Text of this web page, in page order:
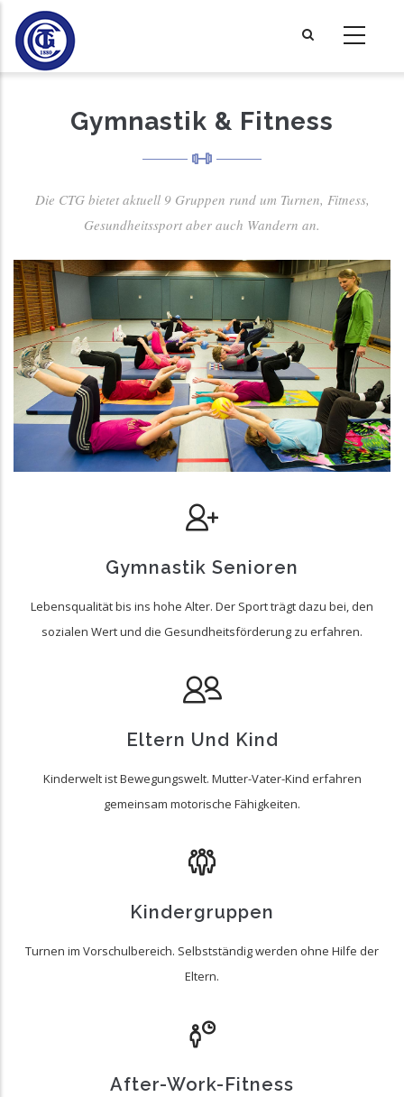
Direkt
zum
Inhalt
Gymnastik & Fitness
Die CTG bietet aktuell 9 Gruppen rund um Turnen, Fitness,
Gesundheitssport aber auch Wandern an.
Gymnastik Senioren
Lebensqualität bis ins hohe Alter. Der Sport trägt dazu bei, den
sozialen Wert und die Gesundheitsförderung zu erfahren.
Eltern Und Kind
Kinderwelt ist Bewegungswelt. Mutter-Vater-Kind erfahren
gemeinsam motorische Fähigkeiten.
Kindergruppen
Turnen im Vorschulbereich. Selbstständig werden ohne Hilfe der
Eltern.
After-Work-Fitness